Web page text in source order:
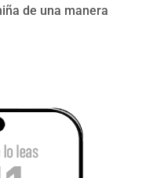
de una manera